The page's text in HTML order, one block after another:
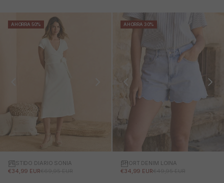
AHORRA 50%
VESTIDO DIARIO SONIA
PRECIO DE OFERTA
€34,99 EURPRECIO NORMAL
€69,95 EUR
AHORRA 30%
SHORT DENIM LOINA
PRECIO DE OFERTA
€34,99 EURPRECIO NORMAL
€49,95 EUR